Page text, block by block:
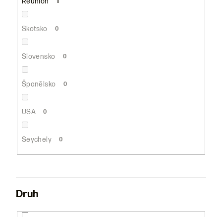
Skotsko 0
Slovensko 0
Španělsko 0
USA 0
Seychely 0
Druh